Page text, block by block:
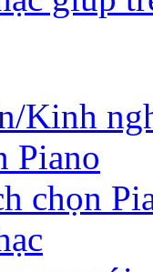
Kinh
Piano
chọn